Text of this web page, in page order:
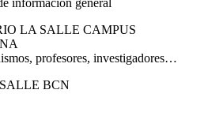
información general
LA SALLE CAMPUS
profesores, investigadores…
BCN